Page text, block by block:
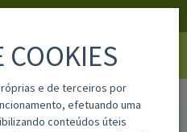
COOKIES
e de terceiros por
efetuando uma
conteúdos úteis